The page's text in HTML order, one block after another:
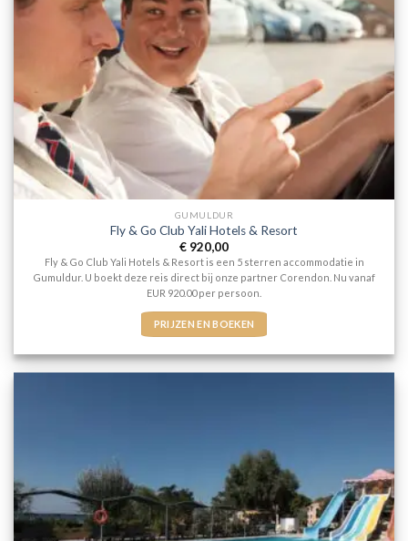
GUMULDUR
Fly & Go Club Yali Hotels & Resort
€ 920,00
Fly & Go Club Yali Hotels & Resort is een 5 sterren accommodatie in
Gumuldur. U boekt deze reis direct bij onze partner Corendon. Nu vanaf
EUR 920.00 per persoon.
PRIJZEN EN BOEKEN